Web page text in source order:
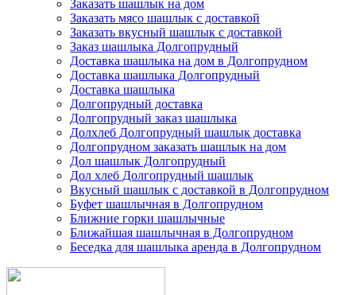
Заказать шашлык на дом
Заказать мясо шашлык с доставкой
Заказать вкусный шашлык с доставкой
Заказ шашлыка Долгопрудный
Доставка шашлыка на дом в Долгопрудном
Доставка шашлыка Долгопрудный
Доставка шашлыка
Долгопрудный доставка
Долгопрудный заказ шашлыка
Долхлеб Долгопрудный шашлык доставка
Долгопрудном заказать шашлык на дом
Дол шашлык Долгопрудный
Дол хлеб Долгопрудный шашлык
Вкусный шашлык с доставкой в Долгопрудном
Буфет шашлычная в Долгопрудном
Ближние горки шашлычные
Ближайшая шашлычная в Долгопрудном
Беседка для шашлыка аренда в Долгопрудном